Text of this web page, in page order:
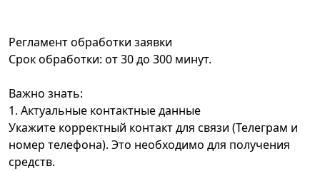
Регламент обработки заявки
Срок обработки: от 30 до 300 минут.
Важно знать:
1. Актуальные контактные данные
Укажите корректный контакт для связи (Телеграм и
номер телефона). Это необходимо для получения
средств.